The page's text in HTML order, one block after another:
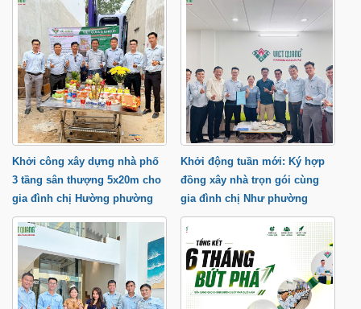
Lộc
Khởi công xây dựng nhà phố
3 tầng sân thượng 5x20m cho
gia đình chị Hường phường
Trung Mỹ Tây
Khởi động tuần mới: Ký hợp
đồng xây nhà trọn gói cùng
gia đình chị Như phường
Tăng Nhơn Phú tP.HCM